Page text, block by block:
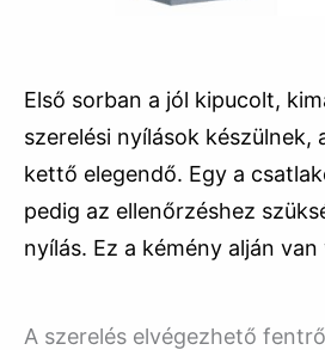
Első sorban a jól kipucolt,
szerelési nyílások készülnek,
kettő elegendő. Egy a
pedig az ellenőrzéshez
nyílás. Ez a kémény alján
A szerelés elvégezhető